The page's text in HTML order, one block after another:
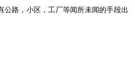
路，小区，工厂等闻所未闻的手段出